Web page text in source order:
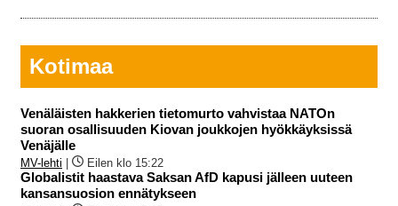
Kotimaa
Venäläisten hakkerien tietomurto vahvistaa NATOn
suoran osallisuuden Kiovan joukkojen hyökkäyksissä
Venäjälle
MV-lehti Eilen klo 15:22
Globalistit haastava Saksan AfD kapusi jälleen uuteen
kansansuosion ennätykseen